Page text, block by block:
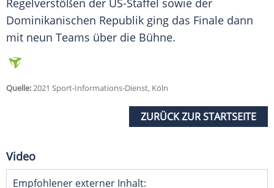
Regelverstößen der US-Staffel sowie der
Dominikanischen Republik ging das Finale dann
mit neun Teams über die Bühne.
Quelle:2021 Sport-Informations-Dienst, Köln
ZURÜCK ZUR STARTSEITE
Video
Empfohlener externer Inhalt: